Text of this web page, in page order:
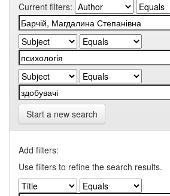
Current filters:
Start a new search
Add filters:
Use filters to refine the search results.